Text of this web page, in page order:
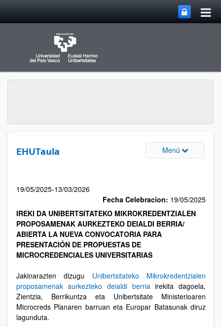
EHUTaula Menú
19/05/2025-13/03/2026
Fecha Celebracion: 19/05/2025
IREKI DA UNIBERTSITATEKO MIKROKREDENTZIALEN
PROPOSAMENAK AURKEZTEKO DEIALDI BERRIA/
ABIERTA LA NUEVA CONVOCATORIA PARA
PRESENTACIÓN DE PROPUESTAS DE
MICROCREDENCIALES UNIVERSITARIAS
Jakinarazten dizugu Unibertsitateko Mikrokredentzialen
proposamenak aurkezteko deialdi berriairekita dagoela,
Zientzia, Berrikuntza eta Unibertsitate Ministerioaren
Microcreds Planaren barruan eta Europar Batasunak diruz
lagunduta.